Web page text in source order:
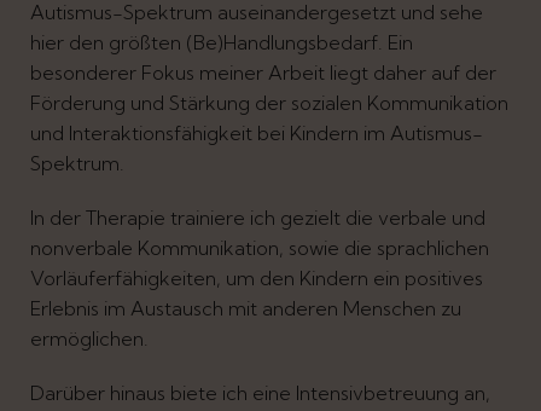
Autismus-Spektrum auseinandergesetzt und sehe
hier den größten (Be)Handlungsbedarf. Ein
besonderer Fokus meiner Arbeit liegt daher auf der
Förderung und Stärkung der sozialen Kommunikation
und Interaktionsfähigkeit bei Kindern im Autismus-
Spektrum.
In der Therapie trainiere ich gezielt die verbale und
nonverbale Kommunikation, sowie die sprachlichen
Vorläuferfähigkeiten, um den Kindern ein positives
Erlebnis im Austausch mit anderen Menschen zu
ermöglichen.
Darüber hinaus biete ich eine Intensivbetreuung an,